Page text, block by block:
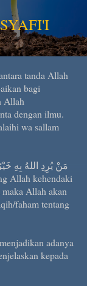
tanda Allah
bagi
Allah
dengan ilmu.
wa sallam
مَنْ يُرِدِ اللهُ بِهِ
Allah kehendaki
Allah akan
faham tentang
adanya
kepada